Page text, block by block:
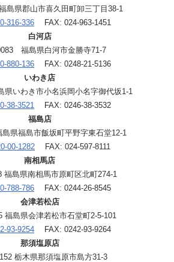
島県郡山市喜久田町卸三丁目38-1
316-336 FAX: 024-963-1451
白河店
福島県白河市金勝寺71-7
880-136 FAX: 0248-21-5136
いわき店
県いわき市小名浜岡小名字御代坂1-1
38-3521
FAX: 0246-38-3532
福島店
島県福島市飯坂町平野字東石堂12-1
00-1282 FAX: 024-597-8111
南相馬店
福島県南相馬市原町区北町274-1
788-786 FAX: 0244-26-8545
会津若松店
福島県会津若松市石堂町2-5-101
93-9254 FAX: 0242-93-9264
那須塩原店
栃木県那須塩原市島方31-3